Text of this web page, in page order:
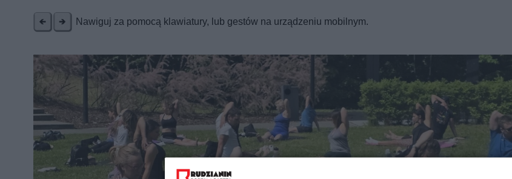
Nawiguj za pomocą klawiatury, lub gestów na urządzeniu mobilnym.